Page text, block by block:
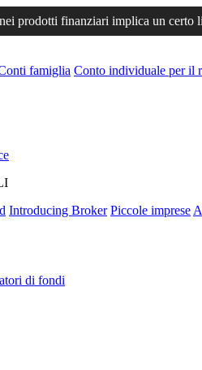
prodotti finanziari implica un certo
famiglia Conto individuale per il
Introducing Broker Piccole imprese
di fondi